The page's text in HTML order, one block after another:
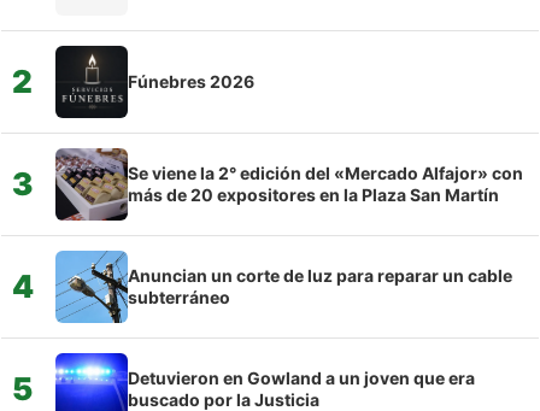
2 Fúnebres 2026
3
Se viene la 2° edición del «Mercado Alfajor» con
más de 20 expositores en la Plaza San Martín
4
Anuncian un corte de luz para reparar un cable
subterráneo
5
Detuvieron en Gowland a un joven que era
buscado por la Justicia